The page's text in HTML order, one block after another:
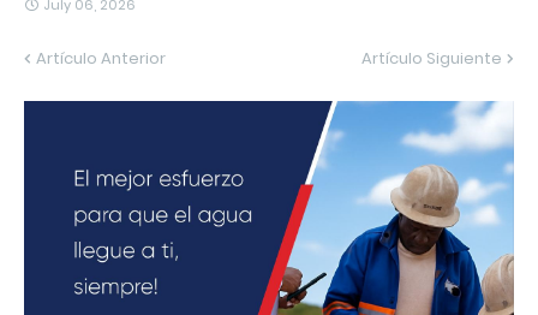
July 06, 2026
Artículo Anterior Artículo Siguiente